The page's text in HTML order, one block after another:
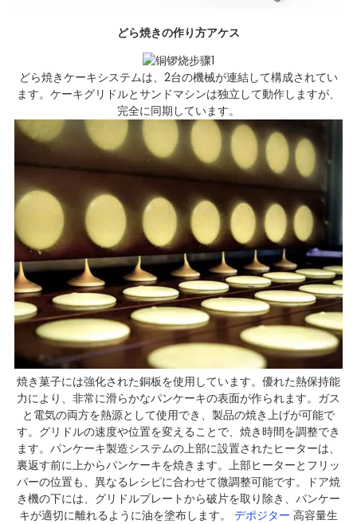
どら焼きの作り方アケス
どら焼きケーキシステムは、2台の機械が連結して構成されてい
ます。ケーキグリドルとサンドマシンは独立して動作しますが、
完全に同期しています。
焼き菓子には強化された銅板を使用しています。優れた熱保持能
力により、非常に滑らかなパンケーキの表面が作られます。ガス
と電気の両方を熱源として使用でき、製品の焼き上げが可能で
す。グリドルの速度や位置を変えることで、焼き時間を調整でき
ます。パンケーキ製造システムの上部に設置されたヒーターは、
裏返す前に上からパンケーキを焼きます。上部ヒーターとフリッ
パーの位置も、異なるレシピに合わせて微調整可能です。ドア焼
き機の下には、グリドルプレートから破片を取り除き、パンケー
キが適切に離れるように油を塗布します。 デポジター 高容量生